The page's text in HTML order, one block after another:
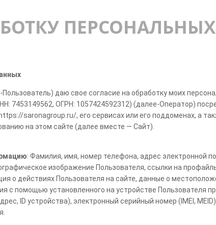
даю свое согласие на обработку моих
7453149562, ОГРН: 1057424592312) (далее-Оператор)
saronagroup.ru/, его сервисах или его поддоменах, а
на этом сайте (далее вместе — Сайт).
: Фамилия, имя, номер телефона, адрес электронной
изображение Пользователя, ссылки на
о действиях Пользователя на сайте, данные о
с помощью установленного на устройстве Пользователя
ID устройства), электронный серийный номер (IMEI,